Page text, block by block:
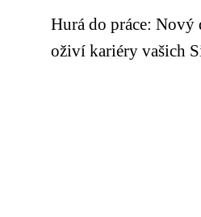
Hurá do práce: Nový
oživí kariéry vašich